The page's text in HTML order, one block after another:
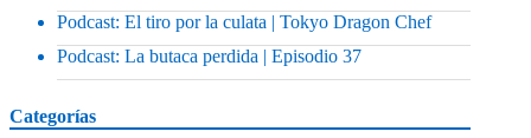
Podcast: El tiro por la culata | Tokyo Dragon Chef
Podcast: La butaca perdida | Episodio 37
Categorías